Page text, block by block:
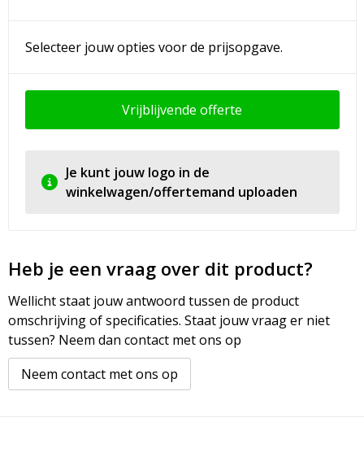
Selecteer jouw opties voor de prijsopgave.
Vrijblijvende offerte
Je kunt jouw logo in de
winkelwagen/offertemand uploaden
Heb je een vraag over dit product?
Wellicht staat jouw antwoord tussen de product
omschrijving of specificaties. Staat jouw vraag er niet
tussen? Neem dan contact met ons op
Neem contact met ons op